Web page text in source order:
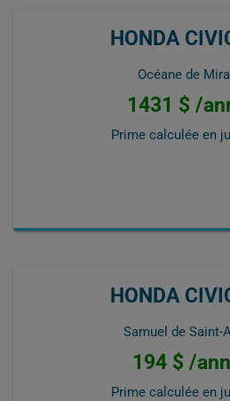
HONDA
Océane de
1431 $ /
Prime calculée en
HONDA
Samuel de Saint-
194 $ /
Prime calculée en